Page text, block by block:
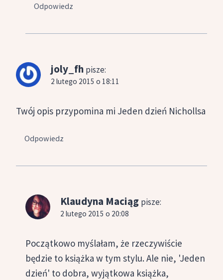
Odpowiedz
joly_fh pisze:
2 lutego 2015 o 18:11
Twój opis przypomina mi Jeden dzień Nichollsa
Odpowiedz
Klaudyna Maciąg pisze:
2 lutego 2015 o 20:08
Początkowo myślałam, że rzeczywiście
będzie to książka w tym stylu. Ale nie, 'Jeden
dzień' to dobra, wyjątkowa książka,